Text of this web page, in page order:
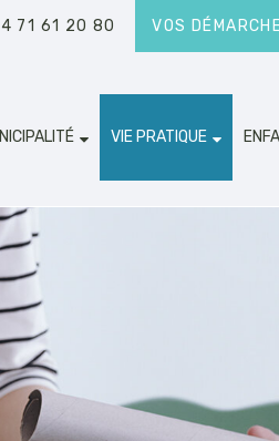
71 61 20 80 VOS
VIE PRATIQUE